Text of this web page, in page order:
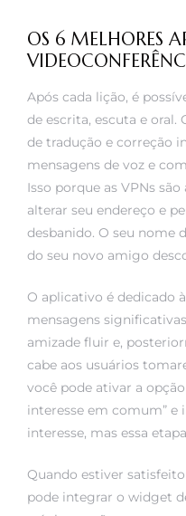
OS 6 MELHORES
Após cada lição, é
de escrita, escuta e
de tradução e correção
mensagens de voz e
Isso porque as VPNs
alterar seu endereço e
desbanido. O seu nome
do seu novo amigo
O aplicativo é dedicado
mensagens
amizade fluir e,
cabe aos usuários
você pode ativar a
interesse em comum” e
interesse, mas essa
Quando estiver
pode integrar o widget